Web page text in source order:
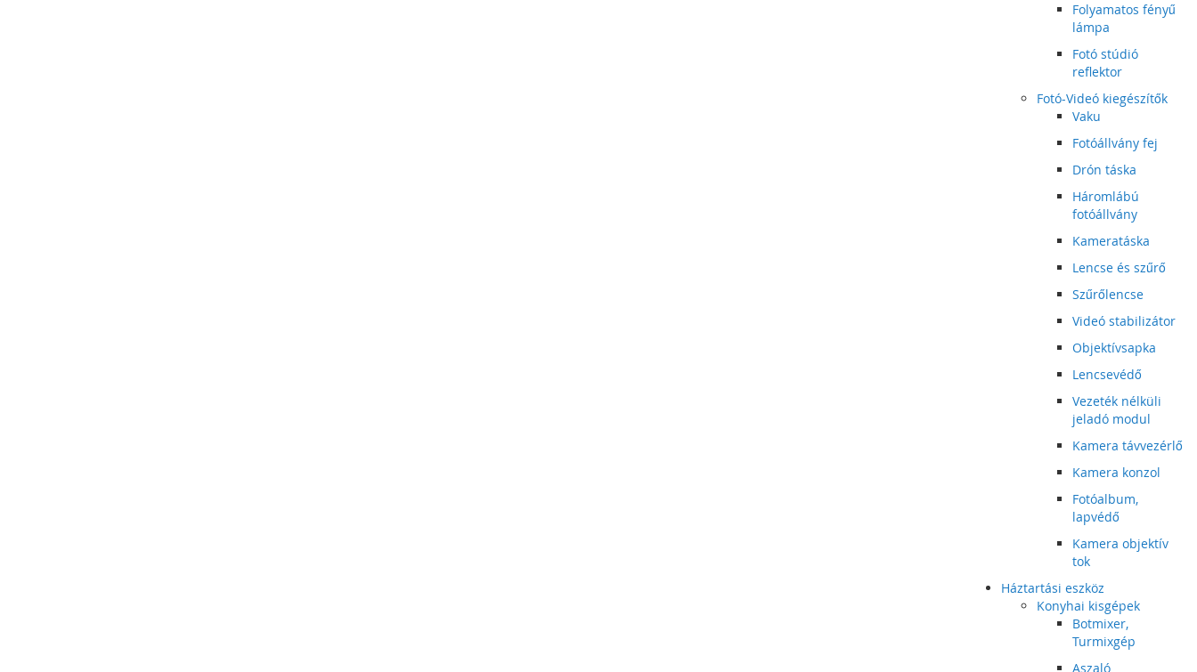
Folyamatos fényű
lámpa
Fotó stúdió
reflektor
Fotó-Videó kiegészítők
Vaku
Fotóállvány fej
Drón táska
Háromlábú
fotóállvány
Kameratáska
Lencse és szűrő
Szűrőlencse
Videó stabilizátor
Objektívsapka
Lencsevédő
Vezeték nélküli
jeladó modul
Kamera távvezérlő
Kamera konzol
Fotóalbum,
lapvédő
Kamera objektív
tok
Háztartási eszköz
Konyhai kisgépek
Botmixer,
Turmixgép
Aszaló